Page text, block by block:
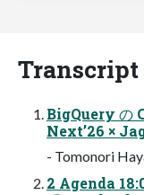
Transcript
BigQuery の
Next’26 ×
- Tomonori
2 Agenda